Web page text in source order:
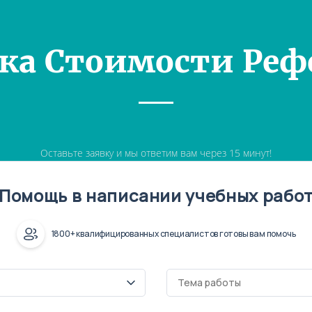
Стоимости
Оставьте заявку и мы ответим вам через 15 минут!
в написании учебных работ
1800+ квалифицированных специалистов готовы вам помочь